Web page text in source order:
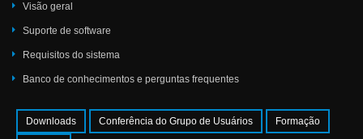
Visão geral
Suporte de software
Requisitos do sistema
Banco de conhecimentos e perguntas frequentes
Downloads Conferência do Grupo de Usuários Formação